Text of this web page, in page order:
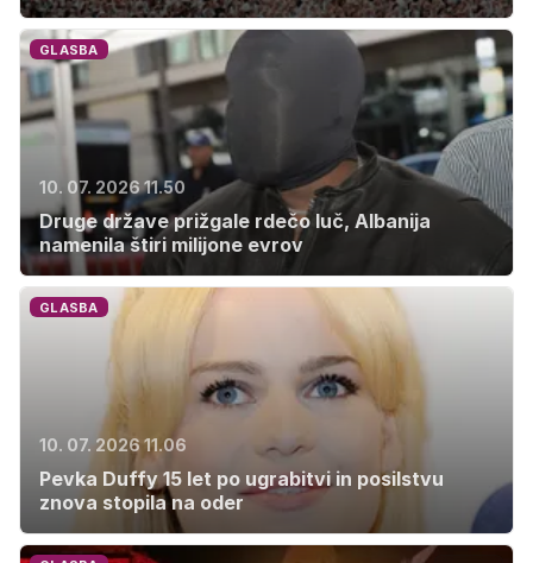
GLASBA
10. 07. 2026 11.50
Druge države prižgale rdečo luč, Albanija
namenila štiri milijone evrov
GLASBA
10. 07. 2026 11.06
Pevka Duffy 15 let po ugrabitvi in posilstvu
znova stopila na oder